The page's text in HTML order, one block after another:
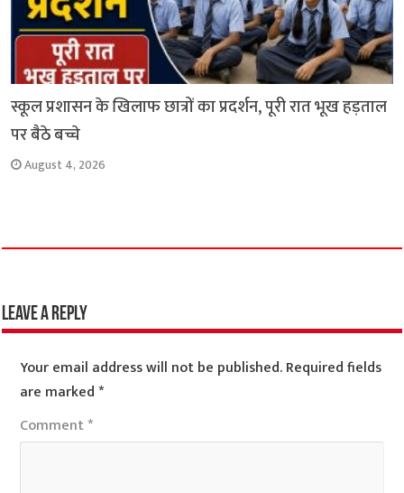
स्कूल प्रशासन के खिलाफ छात्रों का प्रदर्शन, पूरी रात भूख हड़ताल
पर बैठे बच्चे
August 4, 2026
Leave a Reply
Your email address will not be published.Required fields
are marked*
Comment*